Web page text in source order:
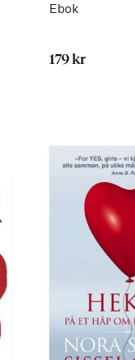
Ebok
179 kr